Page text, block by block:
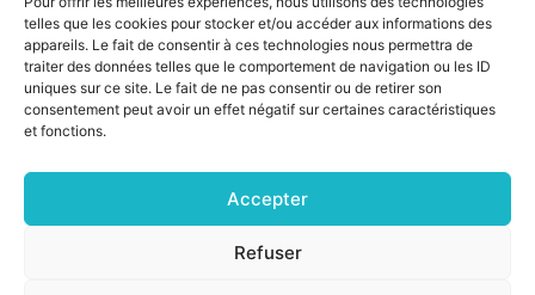
telles que les cookies pour stocker et/ou accéder aux informations des
appareils. Le fait de consentir à ces technologies nous permettra de
traiter des données telles que le comportement de navigation ou les ID
uniques sur ce site. Le fait de ne pas consentir ou de retirer son
consentement peut avoir un effet négatif sur certaines caractéristiques
et fonctions.
Accepter
Refuser
: 8h30-12h
/ 14h -
17h30
contact@synia.fr
POLITIQUE DE CONFIDENTIALITÉ
SITE CRÉÉ PAR :DIXIT L’AGENCE